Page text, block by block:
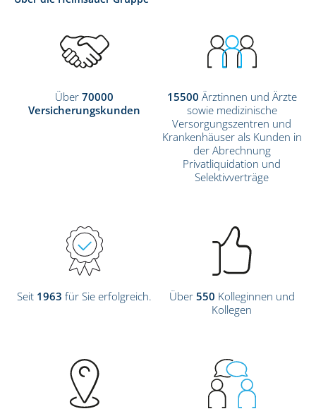
Über 70000
Versicherungskunden
15500 Ärztinnen und Ärzte
sowie medizinische
Versorgungszentren und
Krankenhäuser als Kunden in
der Abrechnung
Privatliquidation und
Selektivverträge
Seit 1963 für Sie erfolgreich. Über 550 Kolleginnen und
Kollegen